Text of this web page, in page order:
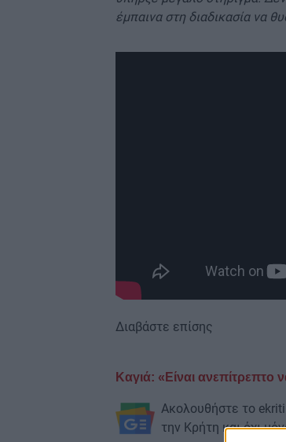
έμπαινα στη διαδικασία να
Διαβάστε επίσης
Καγιά: «Είναι ανεπίτρεπτο
Ακολουθήστε το
την Κρήτη και όχι